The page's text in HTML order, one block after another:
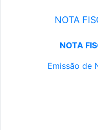
NOTA
NOTA
Emissão de